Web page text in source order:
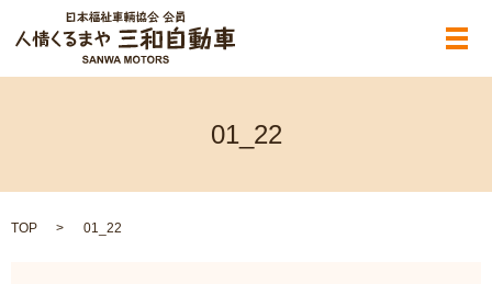
メ
01_22
TOP 01_22